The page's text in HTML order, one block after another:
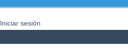
Iniciar sesión